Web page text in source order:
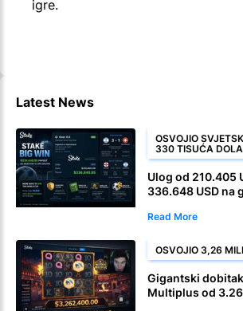
igre.
Latest News
OSVOJIO
330 TISUĆA
Ulog od 210.405
336.648 USD na
Read More
OSVOJIO 3,26
Gigantski
Multiplus od